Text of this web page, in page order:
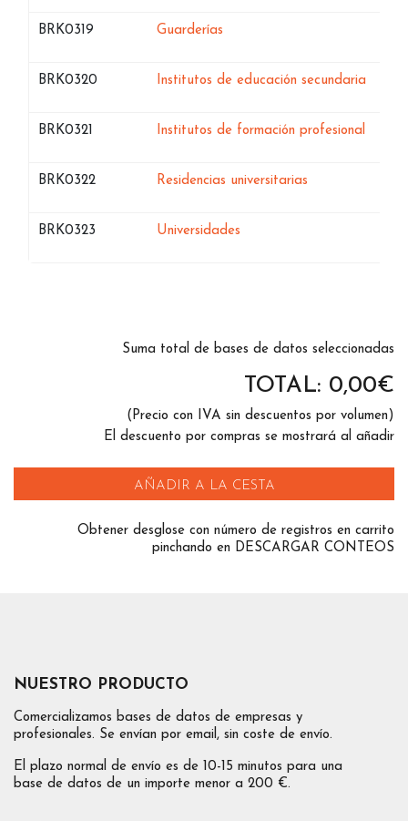
BRK0319 Bases de datos de
Guarderías
BRK0320 Bases de datos de
Institutos de educación secundaria
BRK0321 Bases de datos de
Institutos de formación profesional
BRK0322 Bases de datos de
Residencias universitarias
BRK0323 Bases de datos de
Universidades
Suma total de bases de datos seleccionadas
TOTAL: 0,00€
(Precio con IVA sin descuentos por volumen)
El descuento por compras se mostrará al añadir
AÑADIR A LA CESTA
Obtener desglose con número de registros en carrito
pinchando en DESCARGAR CONTEOS
NUESTRO PRODUCTO
Comercializamos bases de datos de empresas y
profesionales. Se envían por email, sin coste de envío.
El plazo normal de envío es de 10-15 minutos para una
base de datos de un importe menor a 200 €.